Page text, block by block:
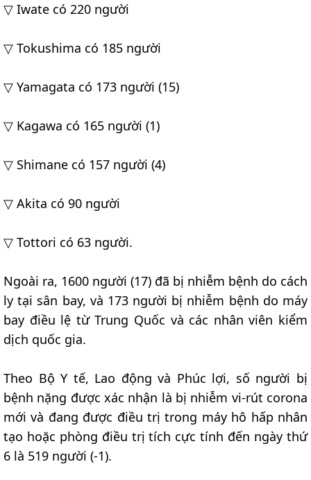
▽ Iwate có 220 người
▽ Tokushima có 185 người
▽ Yamagata có 173 người (15)
▽ Kagawa có 165 người (1)
▽ Shimane có 157 người (4)
▽ Akita có 90 người
▽ Tottori có 63 người.
Ngoài ra, 1600 người (17) đã bị nhiễm bệnh do cách
ly tại sân bay, và 173 người bị nhiễm bệnh do máy
bay điều lệ từ Trung Quốc và các nhân viên kiểm
dịch quốc gia.
Theo Bộ Y tế, Lao động và Phúc lợi, số người bị
bệnh nặng được xác nhận là bị nhiễm vi-rút corona
mới và đang được điều trị trong máy hô hấp nhân
tạo hoặc phòng điều trị tích cực tính đến ngày thứ
6 là 519 người (-1).